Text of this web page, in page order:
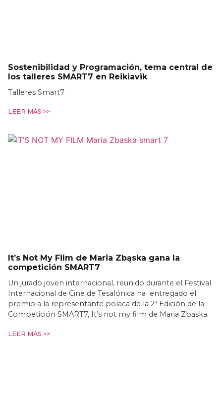
Sostenibilidad y Programación, tema central de
los talleres SMART7 en Reikiavik
Talleres Smart7
LEER MÁS >>
It’s Not My Film de Maria Zbąska gana la
competición SMART7
Un jurado joven internacional, reunido durante el Festival
Internacional de Cine de Tesalónica ha entregado el
premio a la representante polaca de la 2ª Edición de la
Competición SMART7, It’s not my film de Maria Zbąska.
LEER MÁS >>